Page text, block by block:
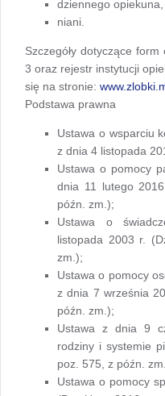
dziennego opiekuna,
niani.
Szczegóły dotyczące
3 oraz rejestr instytucji
się na stronie:
Podstawa prawna
Ustawa o wsparciu
z dnia 4 listopada
Ustawa o pomocy
dnia 11 lutego
późn. zm.);
Ustawa o
listopada 2003 r.
zm.);
Ustawa o pomocy
z dnia 7 września
późn. zm.);
Ustawa z dnia 9
rodziny i systemie
poz. 575, z późn.
Ustawa o pomocy